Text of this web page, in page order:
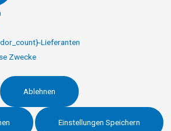
Lieferanten
Zwecke
Ablehnen
Einstellungen Speichern